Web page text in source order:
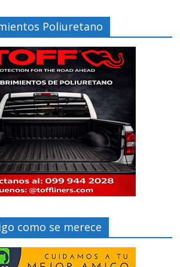
Poliuretano
como se merece